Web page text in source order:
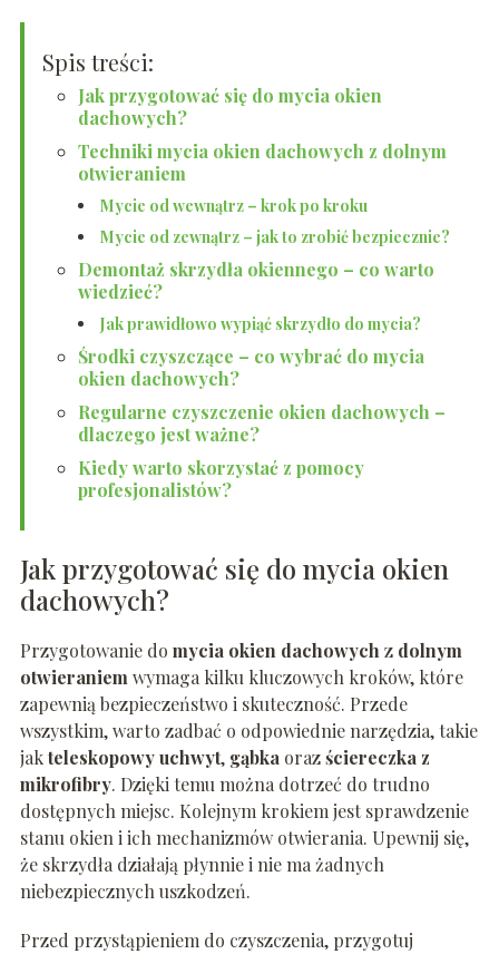
Spis treści:
Jak przygotować się do mycia okien
dachowych?
Techniki mycia okien dachowych z dolnym
otwieraniem
Mycie od wewnątrz – krok po kroku
Mycie od zewnątrz – jak to zrobić bezpiecznie?
Demontaż skrzydła okiennego – co warto
wiedzieć?
Jak prawidłowo wypiąć skrzydło do mycia?
Środki czyszczące – co wybrać do mycia
okien dachowych?
Regularne czyszczenie okien dachowych –
dlaczego jest ważne?
Kiedy warto skorzystać z pomocy
profesjonalistów?
Jak przygotować się do mycia okien
dachowych?
Przygotowanie do mycia okien dachowychz dolnym
otwieraniemwymaga kilku kluczowych kroków, które
zapewnią bezpieczeństwo i skuteczność. Przede
wszystkim, warto zadbać o odpowiednie narzędzia, takie
jakteleskopowy uchwyt, gąbkaorazściereczka z
mikrofibry. Dzięki temu można dotrzeć do trudno
dostępnych miejsc. Kolejnym krokiem jest sprawdzenie
stanu okien i ich mechanizmów otwierania. Upewnij się,
że skrzydła działają płynnie i nie ma żadnych
niebezpiecznych uszkodzeń.
Przed przystąpieniem do czyszczenia, przygotuj